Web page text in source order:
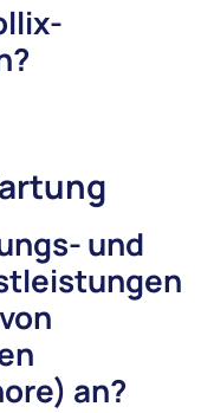
und
an?